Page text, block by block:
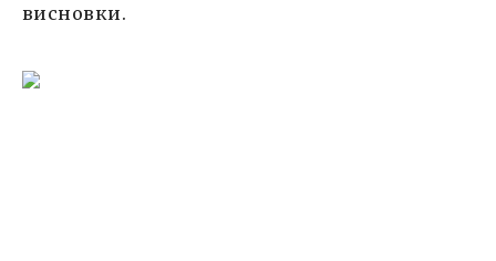
висновки.